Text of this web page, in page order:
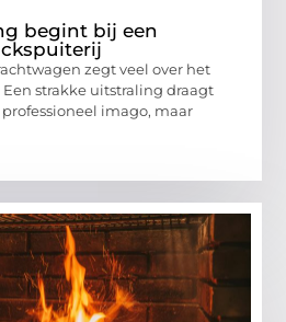
begint bij een
zegt veel over het
strakke uitstraling draagt
imago, maar